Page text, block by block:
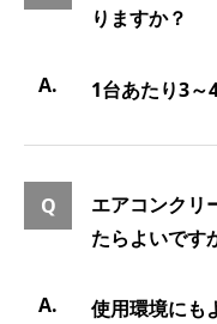
りますか？
1台あたり3～
エアコンクリ
たらよいです
使用環境にも